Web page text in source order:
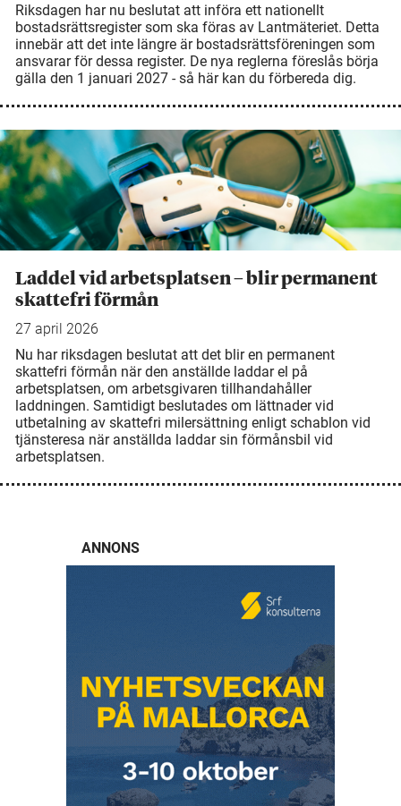
Riksdagen har nu beslutat att införa ett nationellt
bostadsrättsregister som ska föras av Lantmäteriet. Detta
innebär att det inte längre är bostadsrättsföreningen som
ansvarar för dessa register. De nya reglerna föreslås börja
gälla den 1 januari 2027 - så här kan du förbereda dig.
Laddel vid arbetsplatsen – blir permanent
skattefri förmån
27 april 2026
Nu har riksdagen beslutat att det blir en permanent
skattefri förmån när den anställde laddar el på
arbetsplatsen, om arbetsgivaren tillhandahåller
laddningen. Samtidigt beslutades om lättnader vid
utbetalning av skattefri milersättning enligt schablon vid
tjänsteresa när anställda laddar sin förmånsbil vid
arbetsplatsen.
ANNONS